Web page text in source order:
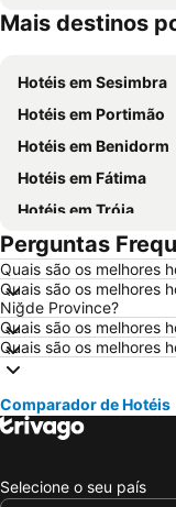
Hotéis em Madeira
Mais destinos
Hotéis em Sesimbra
Hotéis em Portimão
Hotéis em Benidorm
Hotéis em Fátima
Hotéis em Tróia
Hotéis em Évora
Hotéis em Porto
Hotéis em Sangenjo
Hotéis em Vilamoura
Hotéis em Roma
Hotéis em Sul de
Hotéis em Maiorca
Hotéis em Ilha do Sal
Perguntas
Quais são os melhores
Quais são os melhores
Niğde Province?
Quais são os melhores
Quais são os melhores
Comparador de Hotéis
Selecione o seu país